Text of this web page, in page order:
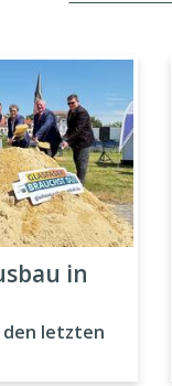
in
letzten